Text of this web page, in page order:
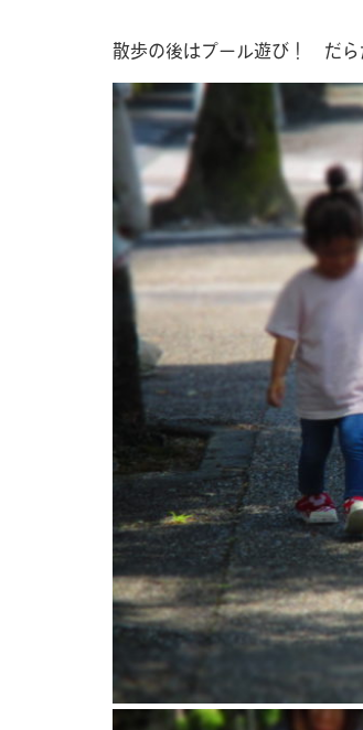
散歩の後はプール遊び！ だ